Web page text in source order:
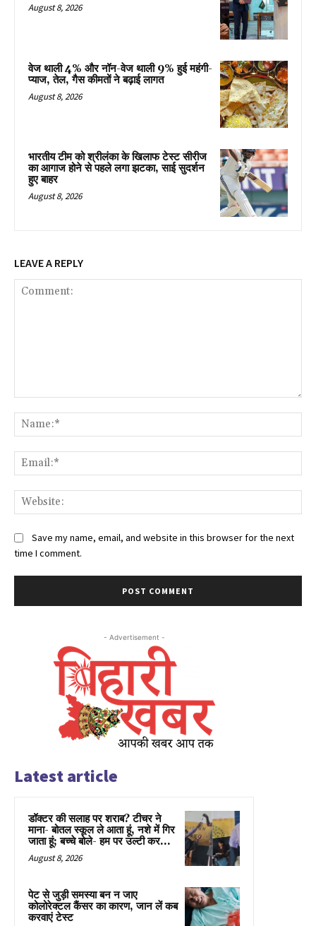
August 8, 2026
वेज थाली 4% और नॉन-वेज थाली 9% हुई महंगी-
प्याज, तेल, गैस कीमतों ने बढ़ाई लागत
August 8, 2026
भारतीय टीम को श्रीलंका के खिलाफ टेस्ट सीरीज
का आगाज होने से पहले लगा झटका, साई सुदर्शन
हुए बाहर
August 8, 2026
LEAVE A REPLY
Save my name, email, and website in this browser for the next
time I comment.
- Advertisement -
Latest article
डॉक्टर की सलाह पर शराब? टीचर ने
माना- बोतल स्कूल ले आता हूं, नशे में गिर
जाता हूं; बच्चे बोले- हम पर उल्टी कर...
August 8, 2026
पेट से जुड़ी समस्या बन न जाए
कोलोरेक्टल कैंसर का कारण, जान लें कब
करवाएं टेस्ट